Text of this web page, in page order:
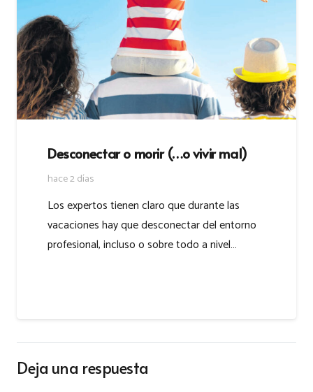
Desconectar o morir (…o vivir mal)
hace 2 días
Los expertos tienen claro que durante las
vacaciones hay que desconectar del entorno
profesional, incluso o sobre todo a nivel…
Deja una respuesta